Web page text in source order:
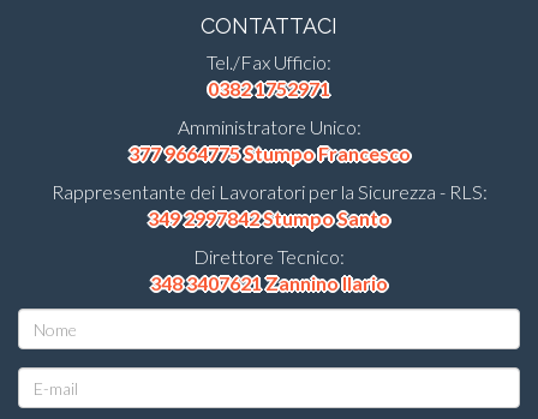
CONTATTACI
Tel./Fax Ufficio:
0382 1752971
Amministratore Unico:
377 9664775 Stumpo Francesco
Rappresentante dei Lavoratori per la Sicurezza - RLS:
349 2997842 Stumpo Santo
Direttore Tecnico:
348 3407621 Zannino Ilario